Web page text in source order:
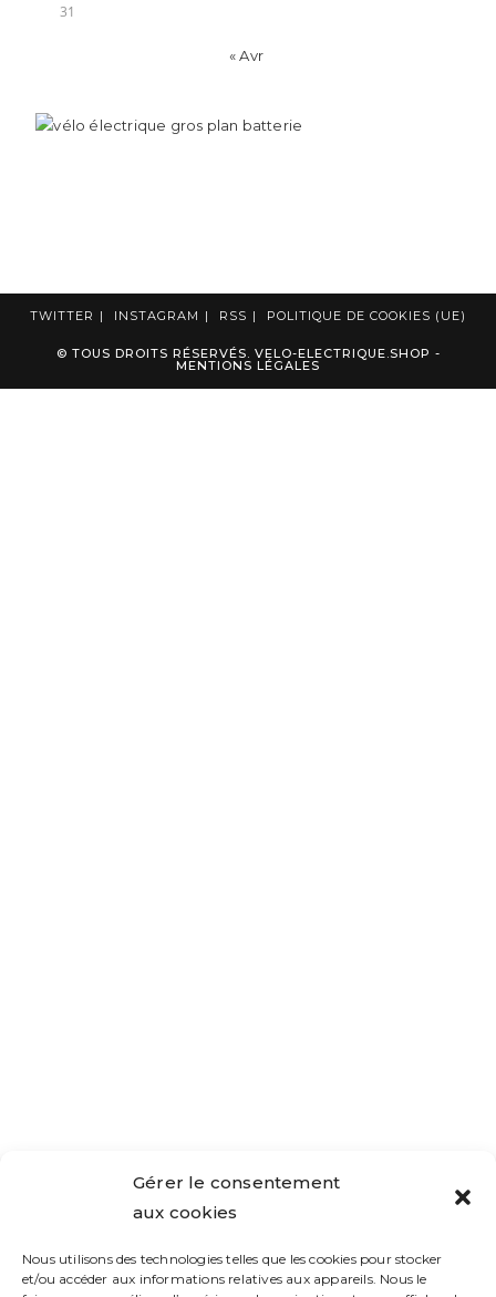
Gérer le consentement
aux cookies
Nous utilisons des technologies telles que les cookies pour stocker
et/ou accéder aux informations relatives aux appareils. Nous le
31
« Avr
TWITTER INSTAGRAM RSS POLITIQUE DE COOKIES (UE)
© TOUS DROITS RÉSERVÉS. VELO-ELECTRIQUE.SHOP -
MENTIONS LÉGALES